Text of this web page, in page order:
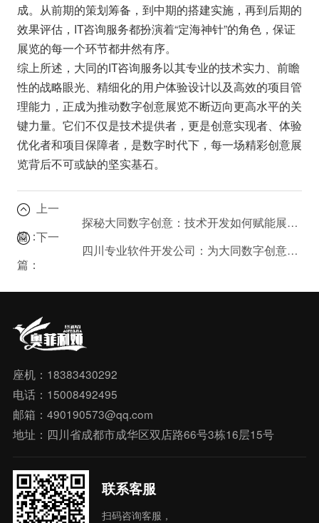
成。从前期的策划筹备，到中期的搭建实施，再到后期的
效果评估，IT咨询服务都扮演着“定海神针”的角色，保证
展览的每一个环节都井然有序。
综上所述，大同的IT咨询服务以其专业的技术实力、前瞻
性的战略眼光、精细化的用户体验设计以及高效的项目管
理能力，正成为推动数字创意展览不断迈向更高水平的关
键力量。它们不仅是技术提供者，更是创意实现者、体验
优化者和项目保障者，是数字时代下，每一场精彩创意展
览背后不可或缺的坚实基石。
上一
篇：
探秘大同数字创意：技术开发如何赋能展览展示？
下一
篇：
四川专业软件开发公司：为大同数字创意展提供技术保障
座机：18383430292
电话：15008492495
邮箱：490190573@qq.com
地址：四川省成都市成华区双店路66号3栋16层15号
联系客服
扫码咨询客服，